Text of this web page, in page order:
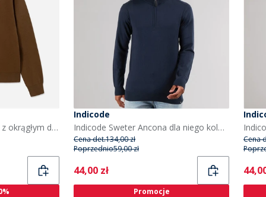
Wood Wood Curt sweter z okrągłym dekoltem dla niego kolor Desert Palm
Indicode
Indicode Sweter Ancona dla niego kolor granatowy
Cena det.134,00 zł
Poprzednio59,00 zł
Current
44,00 zł
Promocje
Cena